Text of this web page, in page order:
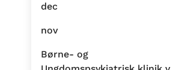
dec
nov
Børne- og